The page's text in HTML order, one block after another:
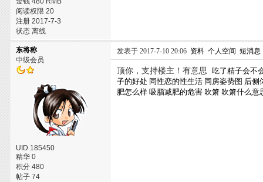
阅读权限 20
注册 2017-7-3
状态 离线
东将称
中级会员
UID 185450
精华 0
积分 480
帖子 74
发表于 2017-7-10 20:06 资料 个人空间 短消息
顶你，支持楼主！有意思
吃了精子会不
子的好处 同性恋的性生活 同房姿势图 后侧
肥怎么样 吸脂减肥的危害 吹箫 吹箫什么意